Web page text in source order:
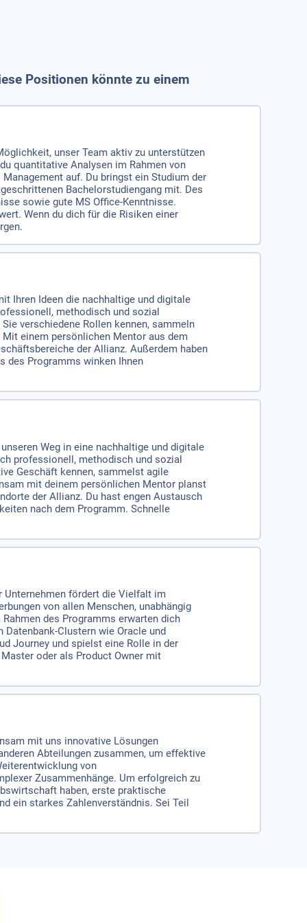
Positionen könnte zu einem
unser Team aktiv zu unterstützen
quantitative Analysen im Rahmen von
auf. Du bringst ein Studium der
Bachelorstudiengang mit. Des
sowie gute MS Office-Kenntnisse.
Wenn du dich für die Risiken einer
Ihren Ideen die nachhaltige und digitale
methodisch und sozial
verschiedene Rollen kennen, sammeln
einem persönlichen Mentor aus dem
der Allianz. Außerdem haben
des Programms winken Ihnen
Weg in eine nachhaltige und digitale
professionell, methodisch und sozial
Geschäft kennen, sammelst agile
mit deinem persönlichen Mentor planst
der Allianz. Du hast engen Austausch
nach dem Programm. Schnelle
Unternehmen fördert die Vielfalt im
von allen Menschen, unabhängig
des Programms erwarten dich
Clustern wie Oracle und
Journey und spielst eine Rolle in der
oder als Product Owner mit
mit uns innovative Lösungen
Abteilungen zusammen, um effektive
von
Zusammenhänge. Um erfolgreich zu
haben, erste praktische
ein starkes Zahlenverständnis. Sei Teil